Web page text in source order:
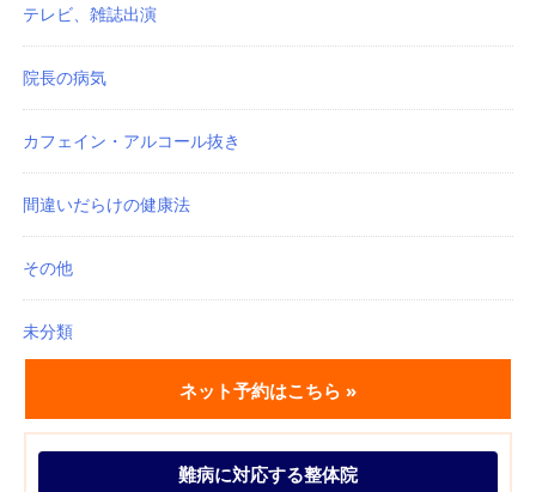
テレビ、雑誌出演
院長の病気
カフェイン・アルコール抜き
間違いだらけの健康法
その他
未分類
ネット予約はこちら »
難病に対応する整体院